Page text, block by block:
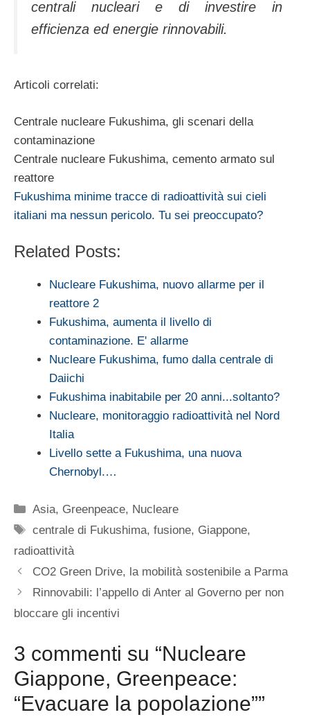
centrali nucleari e di investire in
efficienza ed energie rinnovabili.
Articoli correlati:
Centrale nucleare Fukushima, gli scenari della
contaminazione
Centrale nucleare Fukushima, cemento armato sul
reattore
Fukushima minime tracce di radioattività sui cieli
italiani ma nessun pericolo. Tu sei preoccupato?
Related Posts:
Nucleare Fukushima, nuovo allarme per il
reattore 2
Fukushima, aumenta il livello di
contaminazione. E' allarme
Nucleare Fukushima, fumo dalla centrale di
Daiichi
Fukushima inabitabile per 20 anni...soltanto?
Nucleare, monitoraggio radioattività nel Nord
Italia
Livello sette a Fukushima, una nuova
Chernobyl.…
Categorie
Asia, Greenpeace, Nucleare
Tag
centrale di Fukushima,fusione, Giappone,
radioattività
CO2 Green Drive, la mobilità sostenibile a Parma
Rinnovabili: l’appello di Anter al Governo per non
bloccare gli incentivi
3 commenti su “Nucleare
Giappone, Greenpeace:
“Evacuare la popolazione””